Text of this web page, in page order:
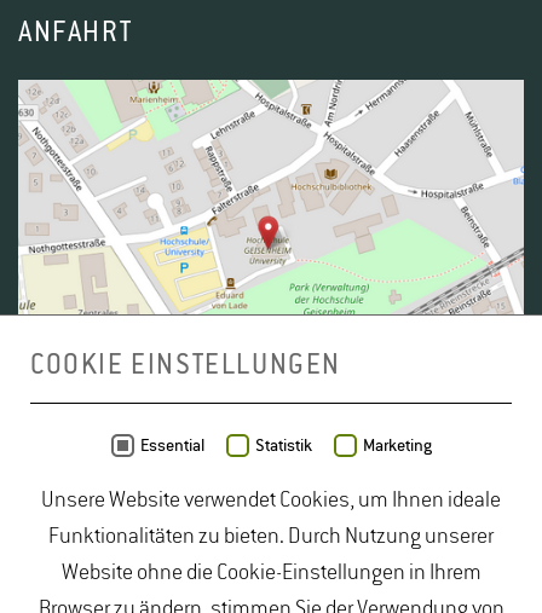
ANFAHRT
OpenStreetMap - Veröffentlicht unterODbL
duales Studium Gartenbau| Gartenbau Studium|
Lebensmittelrecht Studium|Lebensmittelsicherheit
Studium| Naturschutz Studium|Oenologie
COOKIE EINSTELLUNGEN
Essential Statistik Marketing
Unsere Website verwendet Cookies, um Ihnen ideale
Funktionalitäten zu bieten. Durch Nutzung unserer
Website ohne die Cookie-Einstellungen in Ihrem